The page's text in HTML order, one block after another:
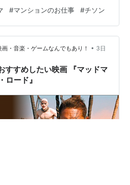
ハリは、ギョンブクに「ママ」
いて、「顧客の子供を預かった
し紛れの言い訳。せっかく弁護
らされているのかと心苦しく思
、スクジンが偽家族のことを他に
…
#マンションのお仕事 #チソン
・音楽・ゲームなんでもあり！ • 3日
ロード』